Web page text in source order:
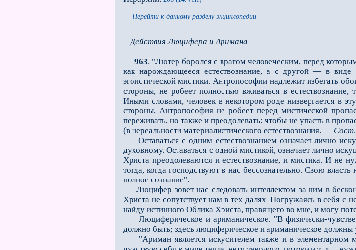
Перейти к данному разделу энциклопедии
Действия Люцифера и Аримана
963. "Лютер боролся с врагом человеческим, перед
как нарождающееся естествознание, а с другой — в виде
эгоистической мистики. Антропософии надлежит избегать
стороны, не робеет полностью вживаться в естествознание,
Иными словами, человек в некотором роде низвергается в
стороны, Антропософия не робеет перед мистической
переживать, но также и преодолевать: чтобы не упасть в
(в нереальности материалистического естествознания. — Сост
Оставаться с одним естествознанием означает лично
духовному. Оставаться с одной мистикой, означает лично
Христа преодолеваются и естествознание, и мистика. И не
тогда, когда господствуют в нас бессознательно. Свою
полное сознание".
Люцифер зовет нас следовать интеллектом за ним в
Христа не сопутствует нам в тех далях. Погружаясь в себя
найду истинного Облика Христа, правящего во мне, и могу
Люциферическое и ариманическое. "В физически-
должно быть; здесь люциферическое и ариманическое должны
"Ариман является искусителем также и в элементарном